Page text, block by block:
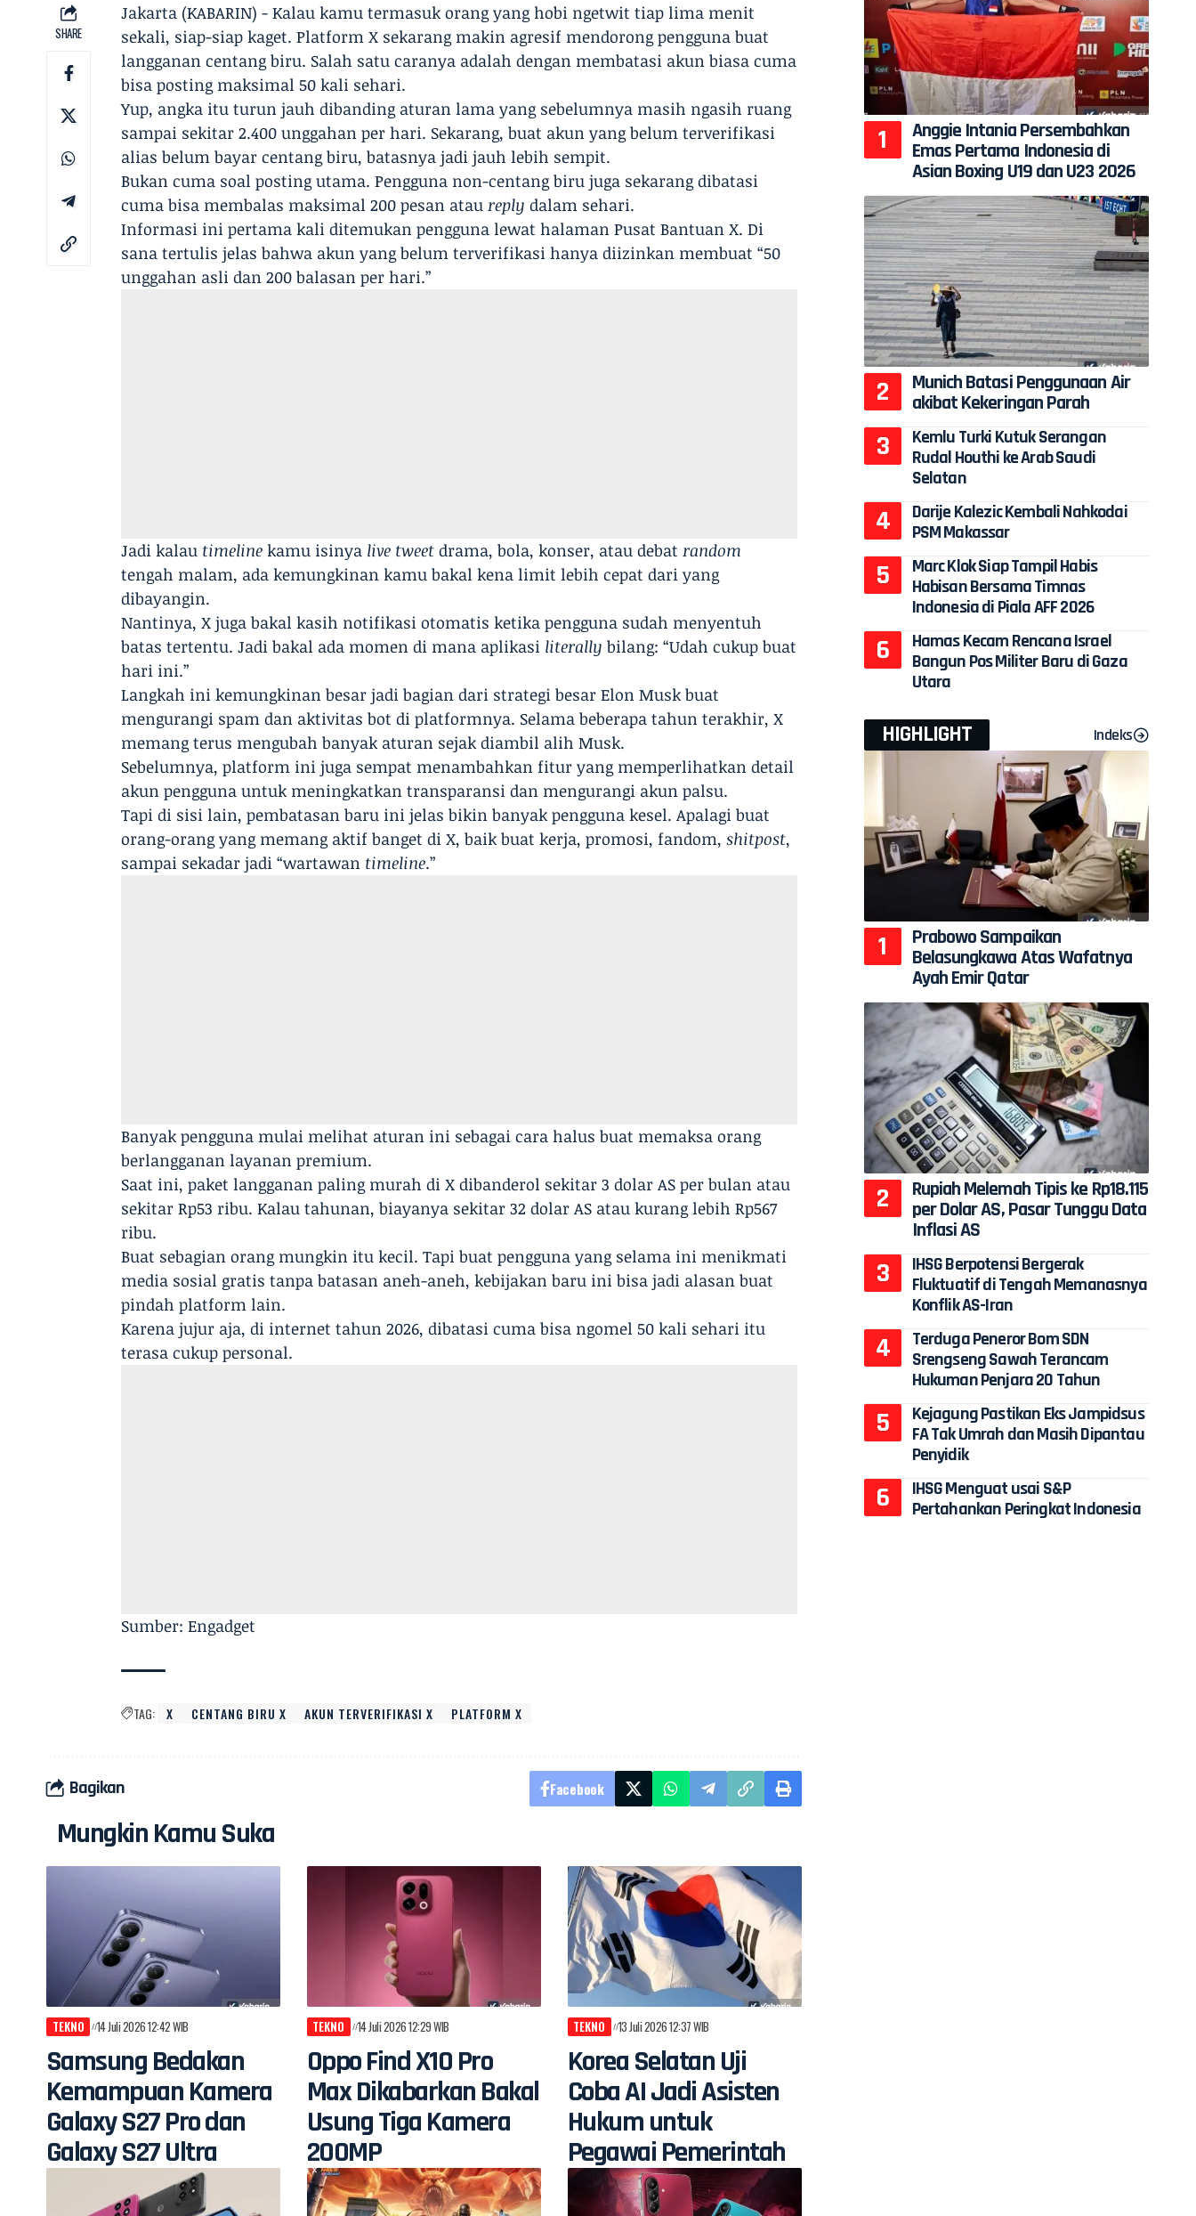
SHARE
Jakarta (KABARIN) - Kalau kamu termasuk orang yang hobi ngetwit tiap lima menit
sekali, siap-siap kaget. Platform X sekarang makin agresif mendorong pengguna buat
langganan centang biru. Salah satu caranya adalah dengan membatasi akun biasa cuma
bisa posting maksimal 50 kali sehari.
Yup, angka itu turun jauh dibanding aturan lama yang sebelumnya masih ngasih ruang
sampai sekitar 2.400 unggahan per hari. Sekarang, buat akun yang belum terverifikasi
alias belum bayar centang biru, batasnya jadi jauh lebih sempit.
Bukan cuma soal posting utama. Pengguna non-centang biru juga sekarang dibatasi
cuma bisa membalas maksimal 200 pesan ataureplydalam sehari.
Informasi ini pertama kali ditemukan pengguna lewat halaman Pusat Bantuan X. Di
sana tertulis jelas bahwa akun yang belum terverifikasi hanya diizinkan membuat “50
unggahan asli dan 200 balasan per hari.”
Jadi kalau timelinekamu isinya live tweet drama, bola, konser, atau debatrandom
tengah malam, ada kemungkinan kamu bakal kena limit lebih cepat dari yang
dibayangin.
Nantinya, X juga bakal kasih notifikasi otomatis ketika pengguna sudah menyentuh
batas tertentu. Jadi bakal ada momen di mana aplikasi literallybilang: “Udah cukup buat
hari ini.”
Langkah ini kemungkinan besar jadi bagian dari strategi besar Elon Musk buat
mengurangi spam dan aktivitas bot di platformnya. Selama beberapa tahun terakhir, X
memang terus mengubah banyak aturan sejak diambil alih Musk.
Sebelumnya, platform ini juga sempat menambahkan fitur yang memperlihatkan detail
akun pengguna untuk meningkatkan transparansi dan mengurangi akun palsu.
Tapi di sisi lain, pembatasan baru ini jelas bikin banyak pengguna kesel. Apalagi buat
orang-orang yang memang aktif banget di X, baik buat kerja, promosi, fandom,shitpost,
sampai sekadar jadi “wartawan timeline.”
Banyak pengguna mulai melihat aturan ini sebagai cara halus buat memaksa orang
berlangganan layanan premium.
Saat ini, paket langganan paling murah di X dibanderol sekitar 3 dolar AS per bulan atau
sekitar Rp53 ribu. Kalau tahunan, biayanya sekitar 32 dolar AS atau kurang lebih Rp567
ribu.
Buat sebagian orang mungkin itu kecil. Tapi buat pengguna yang selama ini menikmati
media sosial gratis tanpa batasan aneh-aneh, kebijakan baru ini bisa jadi alasan buat
pindah platform lain.
Karena jujur aja, di internet tahun 2026, dibatasi cuma bisa ngomel 50 kali sehari itu
terasa cukup personal.
Sumber: Engadget
TAG: X CENTANG BIRU X AKUN TERVERIFIKASI X PLATFORM X
Bagikan Facebook
Mungkin Kamu Suka
TEKNO 14 Juli 2026 12:42 WIB
Samsung Bedakan
Kemampuan Kamera
Galaxy S27 Pro dan
Galaxy S27 Ultra
TEKNO 14 Juli 2026 12:29 WIB
Oppo Find X10 Pro
Max Dikabarkan Bakal
Usung Tiga Kamera
200MP
TEKNO 13 Juli 2026 12:37 WIB
Korea Selatan Uji
Coba AI Jadi Asisten
Hukum untuk
Pegawai Pemerintah
Anggie Intania Persembahkan
Emas Pertama Indonesia di
Asian Boxing U19 dan U23 2026
Munich Batasi Penggunaan Air
akibat Kekeringan Parah
Kemlu Turki Kutuk Serangan
Rudal Houthi ke Arab Saudi
Selatan
Darije Kalezic Kembali Nahkodai
PSM Makassar
Marc Klok Siap Tampil Habis
Habisan Bersama Timnas
Indonesia di Piala AFF 2026
Hamas Kecam Rencana Israel
Bangun Pos Militer Baru di Gaza
Utara
HIGHLIGHT Indeks
Prabowo Sampaikan
Belasungkawa Atas Wafatnya
Ayah Emir Qatar
Rupiah Melemah Tipis ke Rp18.115
per Dolar AS, Pasar Tunggu Data
Inflasi AS
IHSG Berpotensi Bergerak
Fluktuatif di Tengah Memanasnya
Konflik AS-Iran
Terduga Peneror Bom SDN
Srengseng Sawah Terancam
Hukuman Penjara 20 Tahun
Kejagung Pastikan Eks Jampidsus
FA Tak Umrah dan Masih Dipantau
Penyidik
IHSG Menguat usai S&P
Pertahankan Peringkat Indonesia